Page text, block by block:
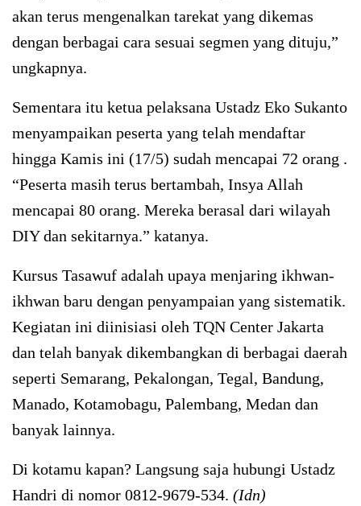
akan terus mengenalkan tarekat yang dikemas
dengan berbagai cara sesuai segmen yang dituju,”
ungkapnya.
Sementara itu ketua pelaksana Ustadz Eko Sukanto
menyampaikan peserta yang telah mendaftar
hingga Kamis ini (17/5) sudah mencapai 72 orang .
“Peserta masih terus bertambah, Insya Allah
mencapai 80 orang. Mereka berasal dari wilayah
DIY dan sekitarnya.” katanya.
Kursus Tasawuf adalah upaya menjaring ikhwan-
ikhwan baru dengan penyampaian yang sistematik.
Kegiatan ini diinisiasi oleh TQN Center Jakarta
dan telah banyak dikembangkan di berbagai daerah
seperti Semarang, Pekalongan, Tegal, Bandung,
Manado, Kotamobagu, Palembang, Medan dan
banyak lainnya.
Di kotamu kapan? Langsung saja hubungi Ustadz
Handri di nomor 0812-9679-534. (Idn)